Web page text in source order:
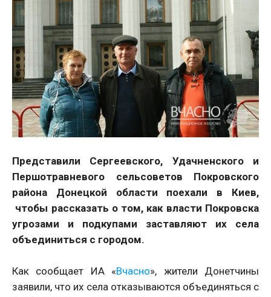
Представили Cергеевского, Удачненского и
Першотравневого сельсоветов Покровского
района Донецкой области поехали в Киев,
чтобы рассказать о том, как власти Покровска
угрозами и подкупами заставляют их села
объединиться с городом.
Как сообщает ИА «Вчасно», жители Донетчины
заявили, что их села отказываются объединяться с